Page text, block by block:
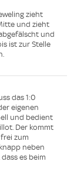
zieht
und zieht
und
ist zur Stelle
das 1:0
eigenen
und bedient
Der kommt
zum
neben
es beim